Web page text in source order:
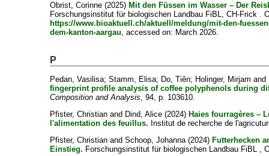
Obrist, Corinne (2025) Mit den Füssen im Wasser – Der
Forschungsinstitut für biologischen Landbau FiBL, CH-Frick .
https://www.bioaktuell.ch/aktuell/meldung/mit-den-
dem-kanton-aargau, accessed on: March 2026.
P
Pedan, Vasilisa;Stamm, Elisa; Do, Tiên; Holinger, Mirjam and
fingerprint profile analysis of coffee polyphenols during
Composition and Analysis , 94, p. 103610.
Pfister, Christian and Dind, Alice (2024)Haies fourragères –
l'alimentation des feuillus. Institut de recherche de
Pfister, Christian andSchoop, Johanna (2024)Futterhecken
Einstieg. Forschungsinstitut für biologischen Landbau FiBL ,